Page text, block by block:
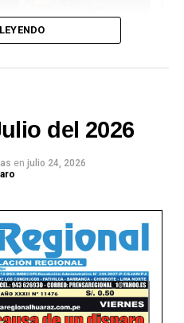
del 2026
en julio 24, 2026